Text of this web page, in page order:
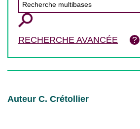
RECHERCHE AVANCÉE
Auteur C. Crétollier